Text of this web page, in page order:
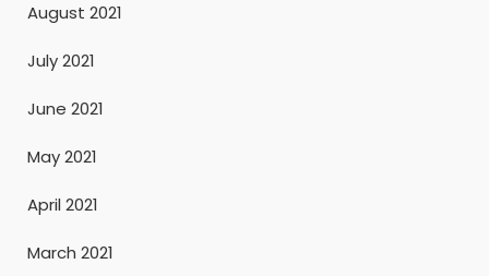
August 2021
July 2021
June 2021
May 2021
April 2021
March 2021